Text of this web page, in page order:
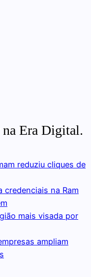
na Era Digital.
reduziu cliques de
credenciais na Ram
mais visada por
ampliam